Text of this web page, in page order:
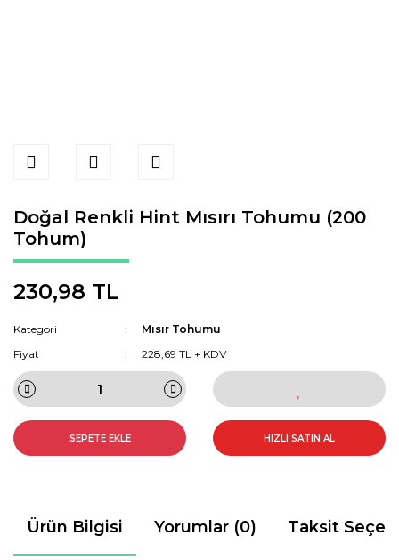
Doğal Renkli Hint Mısırı Tohumu (200
Tohum)
230,98 TL
Kategori
Mısır Tohumu
Fiyat
228,69 TL + KDV
SEPETE EKLE HIZLI SATIN AL
Ürün Bilgisi Yorumlar (0) Taksit